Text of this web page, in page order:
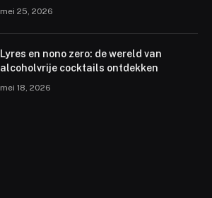
mei 25, 2026
Lyres en nono zero: de wereld van
alcoholvrije cocktails ontdekken
mei 18, 2026